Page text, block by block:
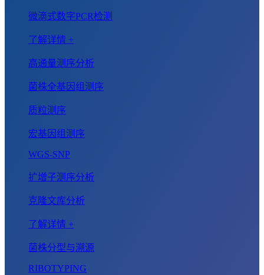
微滴式数字PCR检测
了解详情 +
高通量测序分析
菌株全基因组测序
质粒测序
宏基因组测序
WGS-SNP
扩增子测序分析
克隆文库分析
了解详情 +
菌株分型与溯源
RIBOTYPING